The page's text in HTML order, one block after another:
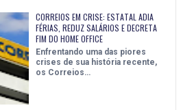
CORREIOS EM CRISE: ESTATAL ADIA
FÉRIAS, REDUZ SALÁRIOS E DECRETA
FIM DO HOME OFFICE
Enfrentando uma das piores
crises de sua história recente,
os Correios…